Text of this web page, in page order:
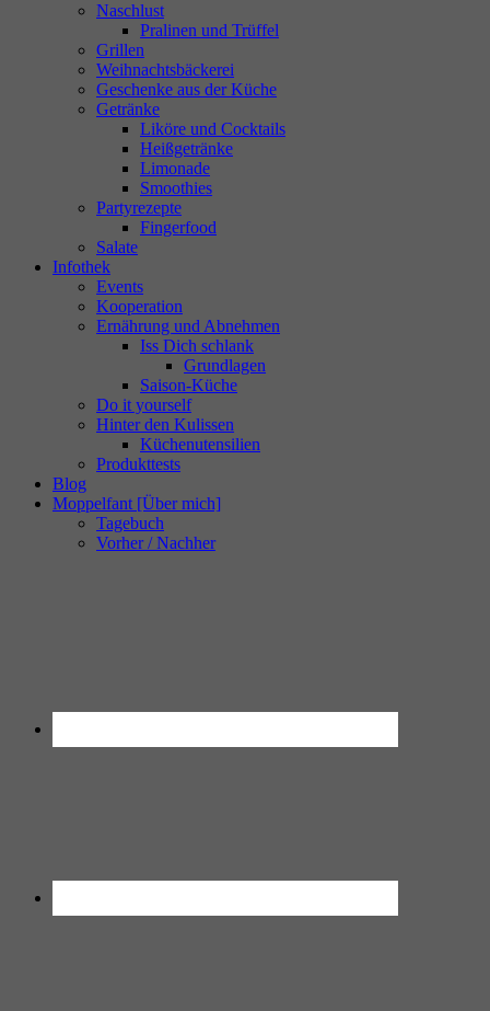
Naschlust
Pralinen und Trüffel
Grillen
Weihnachtsbäckerei
Geschenke aus der Küche
Getränke
Liköre und Cocktails
Heißgetränke
Limonade
Smoothies
Partyrezepte
Fingerfood
Salate
Infothek
Events
Kooperation
Ernährung und Abnehmen
Iss Dich schlank
Grundlagen
Saison-Küche
Do it yourself
Hinter den Kulissen
Küchenutensilien
Produkttests
Blog
Moppelfant [Über mich]
Tagebuch
Vorher / Nachher